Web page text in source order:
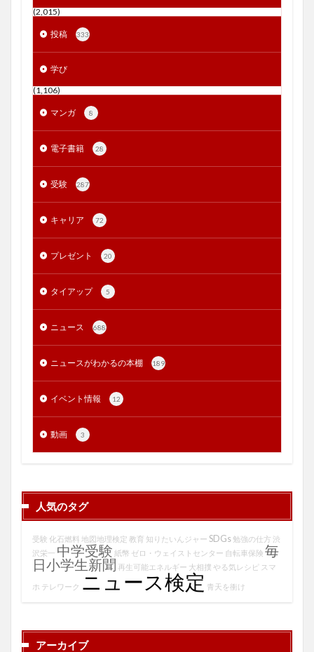
(2,015)
投稿 333
学び
(1,106)
マンガ 8
電子書籍 28
受験 287
キャリア 72
プレゼント 20
タイアップ 5
ニュース 688
ニュースがわかるの本棚 189
イベント情報 12
動画 3
人気のタグ
受験 化石燃料 地図地理検定 教育 知りたいんジャー SDGs 勉強の仕方 渋
沢栄一 中学受験 紙幣 ゼロ・ウェイストセンター 自転車保険 毎
日小学生新聞 再生可能エネルギー 大相撲 やる気レシピ スマ
ホ テレワーク ニュース検定 青天を衝け
アーカイブ